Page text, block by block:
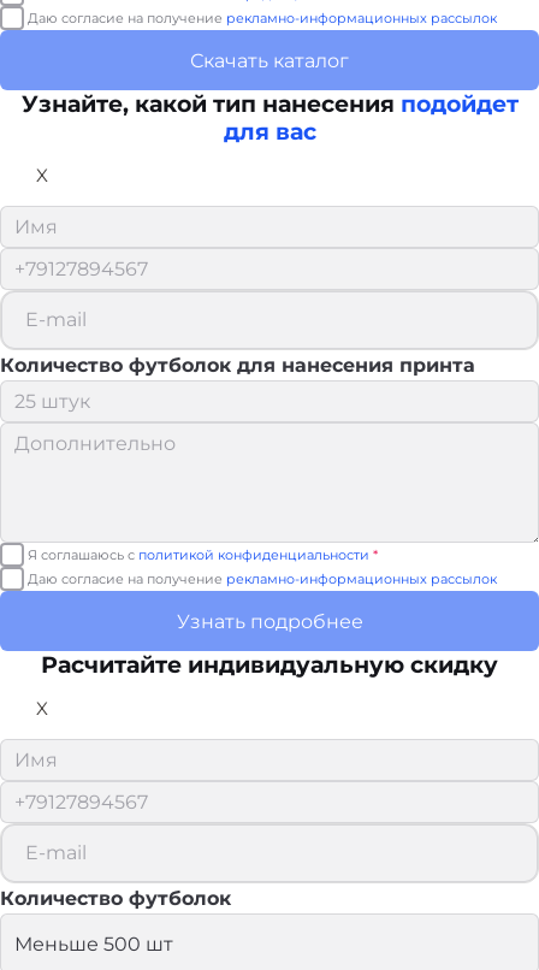
Даю согласие на получение рекламно-информационных рассылок
Скачать каталог
Узнайте, какой тип нанесения подойдет
для вас
X
Количество футболок для нанесения принта
Я соглашаюсь с политикой конфиденциальности *
Даю согласие на получение рекламно-информационных рассылок
Узнать подробнее
Расчитайте индивидуальную скидку
X
Количество футболок